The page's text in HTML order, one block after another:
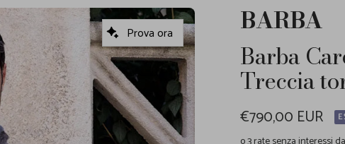
Prova ora
BARBA
Barba
Treccia
Prezzo
€790,00 EUR